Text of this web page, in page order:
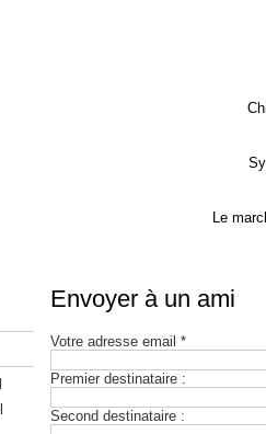
Le
Envoyer à un ami
Votre adresse email *
Premier destinataire :
Second destinataire :